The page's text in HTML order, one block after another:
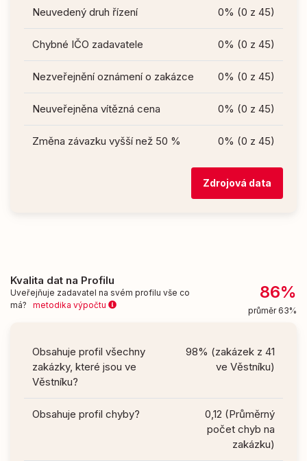
Neuvedený druh řízení 0% (0 z 45)
Chybné IČO zadavatele 0% (0 z 45)
Nezveřejnění oznámení o zakázce 0% (0 z 45)
Neuveřejněna vítězná cena 0% (0 z 45)
Změna závazku vyšší než 50 % 0% (0 z 45)
Zdrojová data
Kvalita dat na Profilu
Uveřejňuje zadavatel na svém profilu vše co
má? metodika výpočtu
86%
průměr 63%
Obsahuje profil všechny
zakázky, které jsou ve
Věstníku?
98% (zakázek z 41
ve Věstníku)
Obsahuje profil chyby?
0,12 (Průměrný
počet chyb na
zakázku)